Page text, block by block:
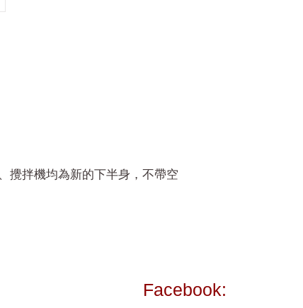
攪拌機均為新的下半身，不帶空
Facebook: